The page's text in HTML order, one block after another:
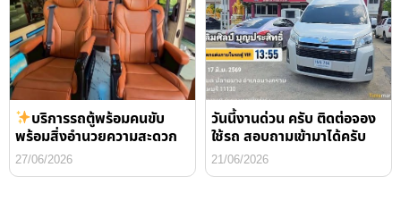
บริการรถตู้พร้อมคนขับ
พร้อมสิ่งอำนวยความสะดวก
27/06/2026
วันนี้งานด่วน ครับ ติดต่อจอง
ใช้รถ สอบถามเข้ามาได้ครับ
21/06/2026